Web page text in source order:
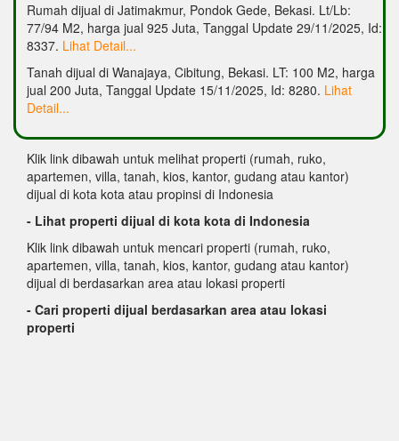
Rumah dijual di Jatimakmur, Pondok Gede, Bekasi. Lt/Lb:
77/94 M2, harga jual 925 Juta, Tanggal Update 29/11/2025, Id:
8337. Lihat Detail...
Tanah dijual di Wanajaya, Cibitung, Bekasi. LT: 100 M2, harga
jual 200 Juta, Tanggal Update 15/11/2025, Id: 8280. Lihat
Detail...
Klik link dibawah untuk melihat properti (rumah, ruko,
apartemen, villa, tanah, kios, kantor, gudang atau kantor)
dijual di kota kota atau propinsi di Indonesia
- Lihat properti dijual di kota kota di Indonesia
Klik link dibawah untuk mencari properti (rumah, ruko,
apartemen, villa, tanah, kios, kantor, gudang atau kantor)
dijual di berdasarkan area atau lokasi properti
- Cari properti dijual berdasarkan area atau lokasi
properti